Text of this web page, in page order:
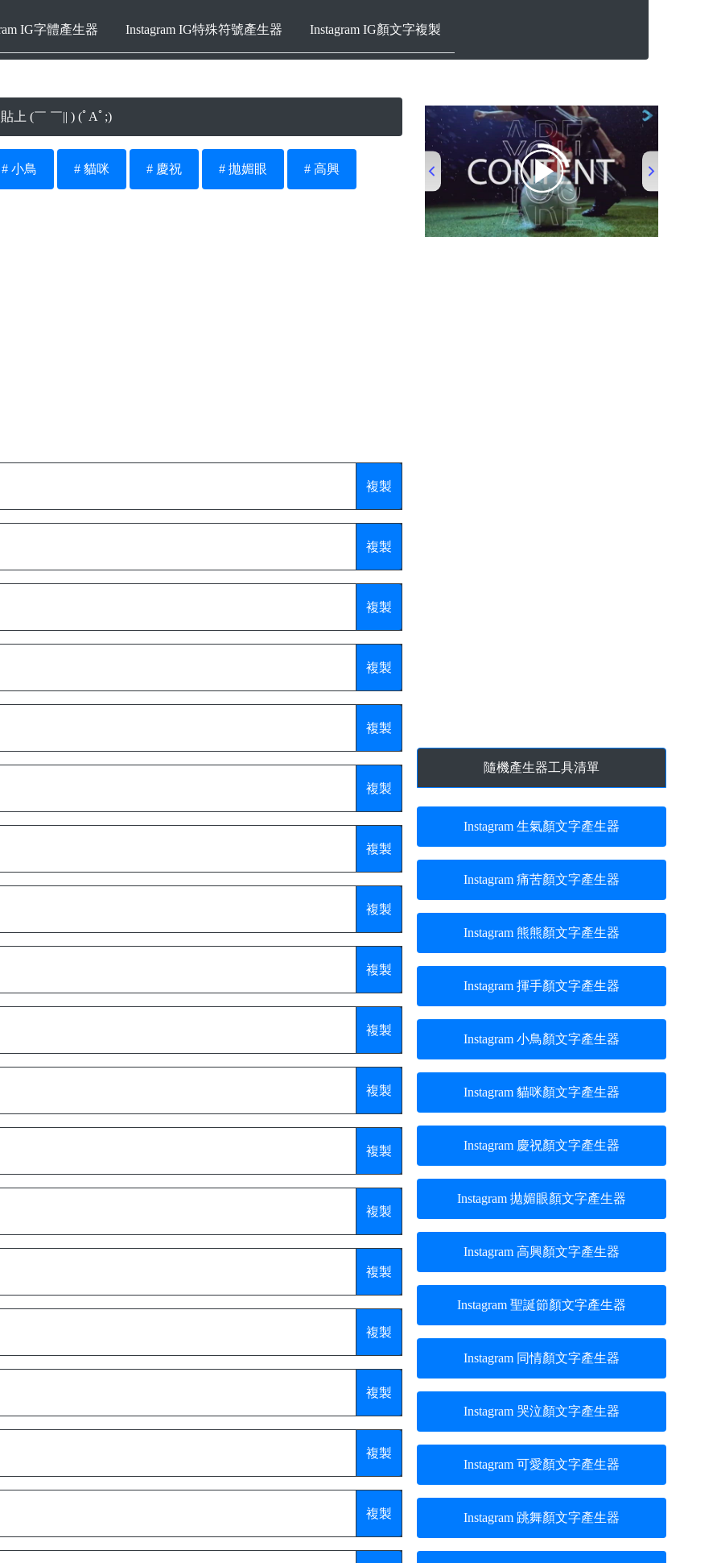
IG字體產生器 Instagram IG特殊符號產生器 Instagram IG顏文字複製
上 (￣ ￣|| ) (ﾟAﾟ;)
# 小鳥 # 貓咪 # 慶祝 # 拋媚眼 # 高興
複製
複製
複製
複製
複製
複製
複製
複製
複製
複製
複製
複製
複製
複製
複製
複製
複製
複製
00:00/00:53
隨機產生器工具清單
Instagram 生氣顏文字產生器
Instagram 痛苦顏文字產生器
Instagram 熊熊顏文字產生器
Instagram 揮手顏文字產生器
Instagram 小鳥顏文字產生器
Instagram 貓咪顏文字產生器
Instagram 慶祝顏文字產生器
Instagram 拋媚眼顏文字產生器
Instagram 高興顏文字產生器
Instagram 聖誕節顏文字產生器
Instagram 同情顏文字產生器
Instagram 哭泣顏文字產生器
Instagram 可愛顏文字產生器
Instagram 跳舞顏文字產生器